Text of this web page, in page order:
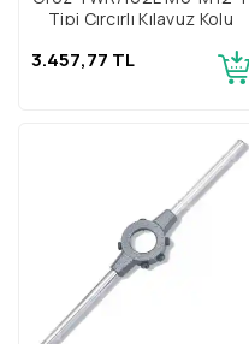
Tipi Cırcırlı Kılavuz Kolu
3.457,77 TL